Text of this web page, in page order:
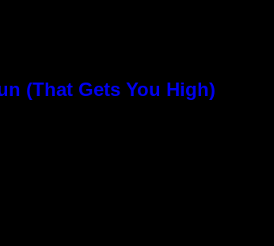
(That Gets You High)